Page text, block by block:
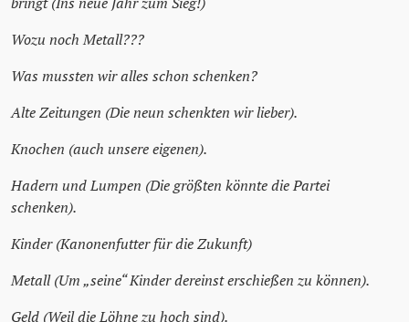
Wozu noch Metall???
Was mussten wir alles schon schenken?
Alte Zeitungen (Die neun schenkten wir lieber).
Knochen (auch unsere eigenen).
Hadern und Lumpen (Die größten könnte die Partei
schenken).
Kinder (Kanonenfutter für die Zukunft)
Metall (Um „seine“ Kinder dereinst erschießen zu können).
Geld (Weil die Löhne zu hoch sind).